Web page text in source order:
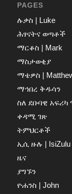
PAGES
ሉቃስ | Luke
ሕፃናትና ወጣቶች
ማርቆስ | Mark
ማስታወቂያ
ማቴዎስ |
ማኅበረ ቅዱሳን
ስለ ደቡባዊ አፍሪካ
ቀዳሚ ገጽ
ትምህርቶች
ኢሲ ዙሉ | IsiZulu
ዜና
ያግኙን
ዮሐንስ | John